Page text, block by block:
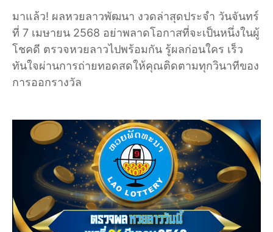
มาแล้ว! ผลหวยลาวพัฒนา งวดล่าสุดประจำ วันจันทร์
ที่ 7 เมษายน 2568 อย่าพลาดโอกาสที่จะเป็นหนึ่งในผู้
โชคดี ตรวจหวยลาวไปพร้อมกัน รู้ผลก่อนใคร เร็ว
ทันใจผ่านการถ่ายทอดสดให้คุณติดตามทุกวินาทีของ
การออกรางวัล